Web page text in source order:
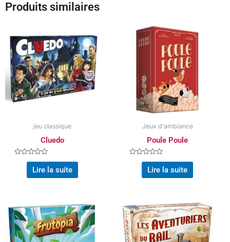
Produits similaires
jeu classique
Cluedo
Note
Lire la suite
Jeux d'ambiance
Poule Poule
Note
Lire la suite